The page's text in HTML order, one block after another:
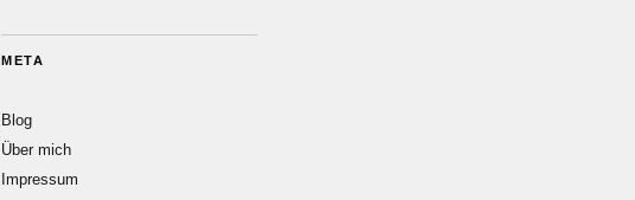
META
Blog
Über mich
Impressum